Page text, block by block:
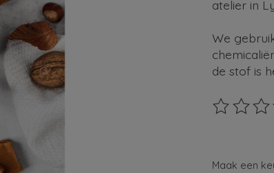
atelier in
We
de stof is
De
Maak een